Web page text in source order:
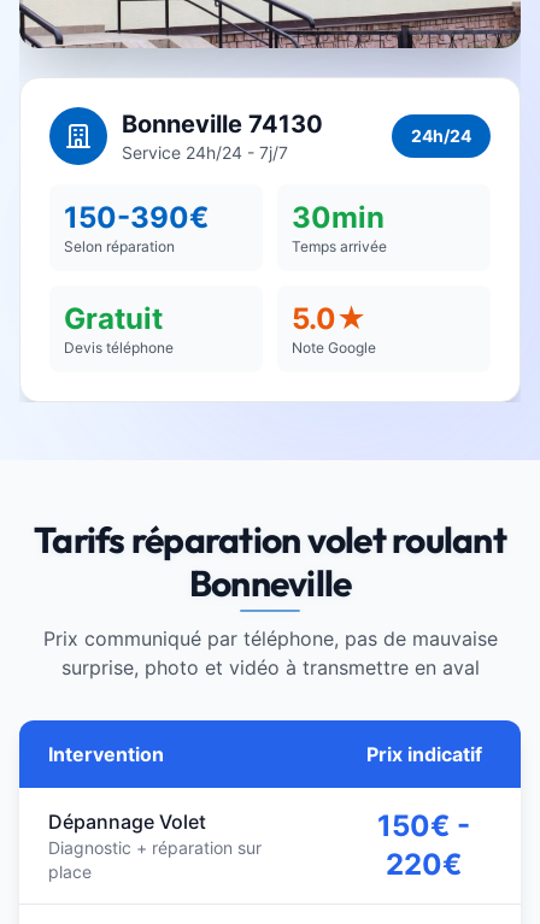
Bonneville 74130
Service 24h/24 - 7j/7
24h/24
150-390€
Selon réparation
30min
Temps arrivée
Gratuit
Devis téléphone
5.0★
Note Google
Tarifs réparation volet roulant
Bonneville
Prix communiqué par téléphone, pas de mauvaise
surprise, photo et vidéo à transmettre en aval
Intervention Prix indicatif
Dépannage Volet
Diagnostic + réparation sur
place
150€ -
220€